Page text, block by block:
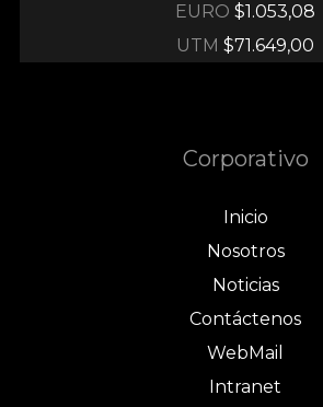
EURO $1.053,08
UTM $71.649,00
Corporativo
Inicio
Nosotros
Noticias
Contáctenos
WebMail
Intranet